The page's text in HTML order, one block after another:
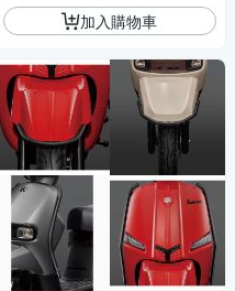
加入購物車